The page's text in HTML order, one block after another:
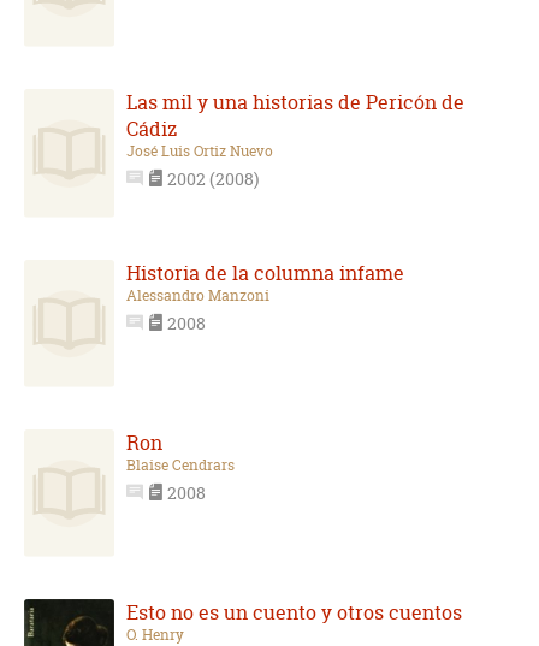
Las mil y una historias de Pericón de
Cádiz
José Luis Ortiz Nuevo
2002 (2008)
Historia de la columna infame
Alessandro Manzoni
2008
Ron
Blaise Cendrars
2008
Esto no es un cuento y otros cuentos
O. Henry